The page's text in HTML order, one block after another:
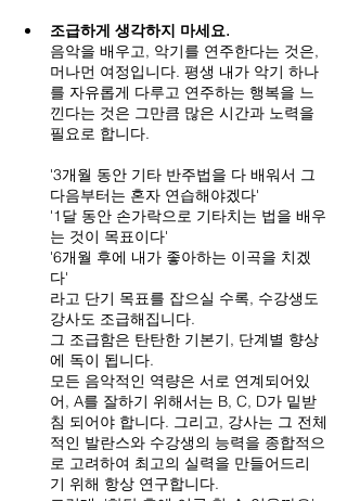
조급하게 생각하지 마세요.
음악을 배우고, 악기를 연주한다는 것은,
머나먼 여정입니다. 평생 내가 악기 하나
를 자유롭게 다루고 연주하는 행복을 느
낀다는 것은 그만큼 많은 시간과 노력을
필요로 합니다.
'3개월 동안 기타 반주법을 다 배워서 그
다음부터는 혼자 연습해야겠다'
'1달 동안 손가락으로 기타치는 법을 배우
는 것이 목표이다'
'6개월 후에 내가 좋아하는 이곡을 치겠
다'
라고 단기 목표를 잡으실 수록, 수강생도
강사도 조급해집니다.
그 조급함은 탄탄한 기본기, 단계별 향상
에 독이 됩니다.
모든 음악적인 역량은 서로 연계되어있
어, A를 잘하기 위해서는 B, C, D가 밑받
침 되어야 합니다. 그리고, 강사는 그 전체
적인 발란스와 수강생의 능력을 종합적으
로 고려하여 최고의 실력을 만들어드리
기 위해 항상 연구합니다.